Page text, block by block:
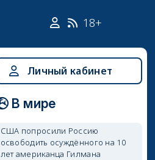
18+
Личный кабинет
В мире
США попросили Россию
освободить осуждённого на 10
лет американца Гилмана